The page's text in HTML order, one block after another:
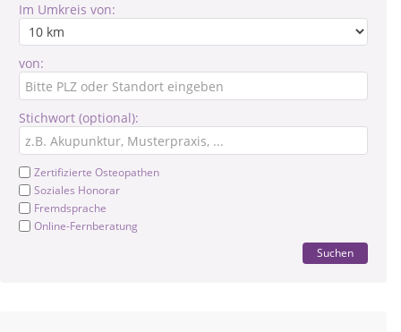
Im Umkreis von:
von:
Stichwort (optional):
Zertifizierte Osteopathen
Soziales Honorar
Fremdsprache
Online-Fernberatung
Suchen